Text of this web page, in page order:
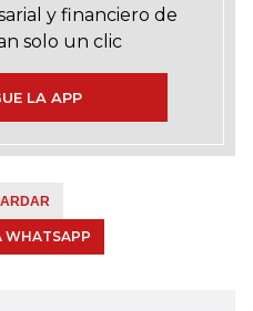
y financiero de
solo un clic
LA APP
WHATSAPP